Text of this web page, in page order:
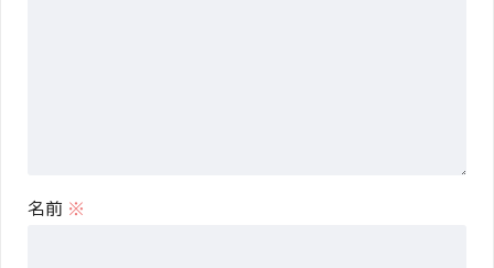
名前 ※